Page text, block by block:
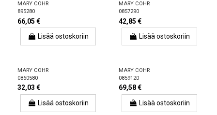
MARY COHR
895280
66,05 €
Lisää ostoskoriin
MARY COHR
0857290
42,85 €
Lisää ostoskoriin
MARY COHR
0860580
32,03 €
Lisää ostoskoriin
MARY COHR
0859120
69,58 €
Lisää ostoskoriin